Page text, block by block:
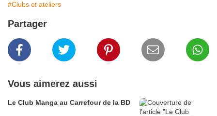
#Clubs et ateliers
Partager
Vous aimerez aussi
Le Club Manga au Carrefour de la BD